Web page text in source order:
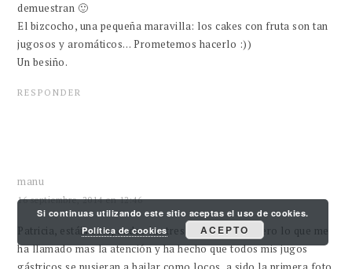
demuestran 🙂
El bizcocho, una pequeña maravilla: los cakes con fruta son tan
jugosos y aromáticos… Prometemos hacerlo :))
Un besiño.
RESPONDER
manu
16 septiembre, 2014 en 12:46
Patricia, estáis estupendas las tres! como no!!!!! Pero lo que me
ha llamado mas la atención y ha hecho que todos mis jugos
Si continuas utilizando este sitio aceptas el uso de cookies.
Política de cookies
ACEPTO